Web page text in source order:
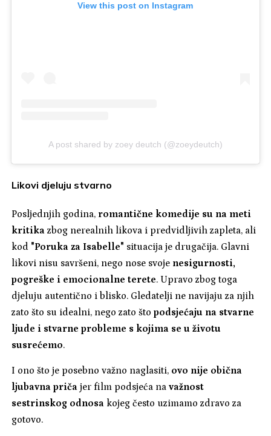
View this post on Instagram
A post shared by zoey deutch (@zoeydeutch)
Likovi djeluju stvarno
Posljednjih godina, romantične komedije su na meti
kritika zbog nerealnih likova i predvidljivih zapleta, ali
kod "Poruka za Isabelle" situacija je drugačija. Glavni
likovi nisu savršeni, nego nose svoje nesigurnosti,
pogreške i emocionalne terete. Upravo zbog toga
djeluju autentično i blisko. Gledatelji ne navijaju za njih
zato što su idealni, nego zato štopodsjećaju na stvarne
ljude i stvarne probleme s kojima se u životu
susrećemo.
I ono što je posebno važno naglasiti, ovo nije obična
ljubavna priča jer film podsjeća navažnost
sestrinskog odnosa kojeg često uzimamo zdravo za
gotovo.